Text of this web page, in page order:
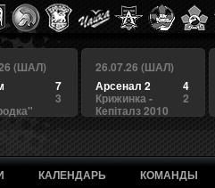
(ШАЛ)
7
3
26.07.26 (ШАЛ)
4
Арсенал 2
2
Крижинка -
Кепіталз 2010
КАЛЕНДАРЬ КОМАНДЫ